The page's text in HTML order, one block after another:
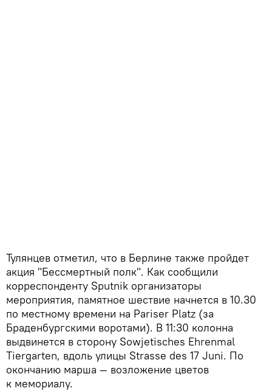
Тулянцев отметил, что в Берлине также пройдет
акция "Бессмертный полк". Как сообщили
корреспонденту Sputnik организаторы
мероприятия, памятное шествие начнется в 10.30
по местному времени на Pariser Platz (за
Браденбургскими воротами). В 11:30 колонна
выдвинется в сторону Sowjetisches Ehrenmal
Tiergarten, вдоль улицы Strasse des 17 Juni. По
окончанию марша — возложение цветов
к мемориалу.